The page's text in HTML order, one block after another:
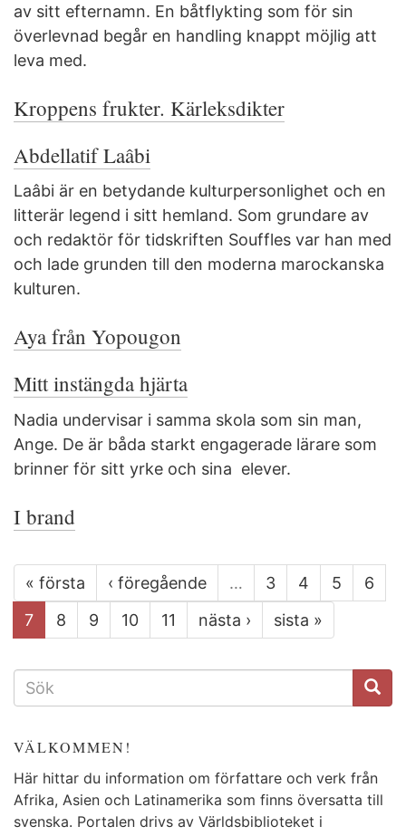
av sitt efternamn. En båtflykting som för sin
överlevnad begår en handling knappt möjlig att
leva med.
Kroppens frukter. Kärleksdikter
Abdellatif Laâbi
Laâbi är en betydande kulturpersonlighet och en
litterär legend i sitt hemland. Som grundare av
och redaktör för tidskriften Souffles var han med
och lade grunden till den moderna marockanska
kulturen.
Aya från Yopougon
Mitt instängda hjärta
Nadia undervisar i samma skola som sin man,
Ange. De är båda starkt engagerade lärare som
brinner för sitt yrke och sina elever.
I brand
« första ‹ föregående … 3 4 5
6
7
8 9 10 11 nästa › sista »
SÖKFORMULÄR
VÄLKOMMEN!
Här hittar du information om författare och verk från
Afrika, Asien och Latinamerika som finns översatta till
svenska. Portalen drivs av Världsbiblioteket i